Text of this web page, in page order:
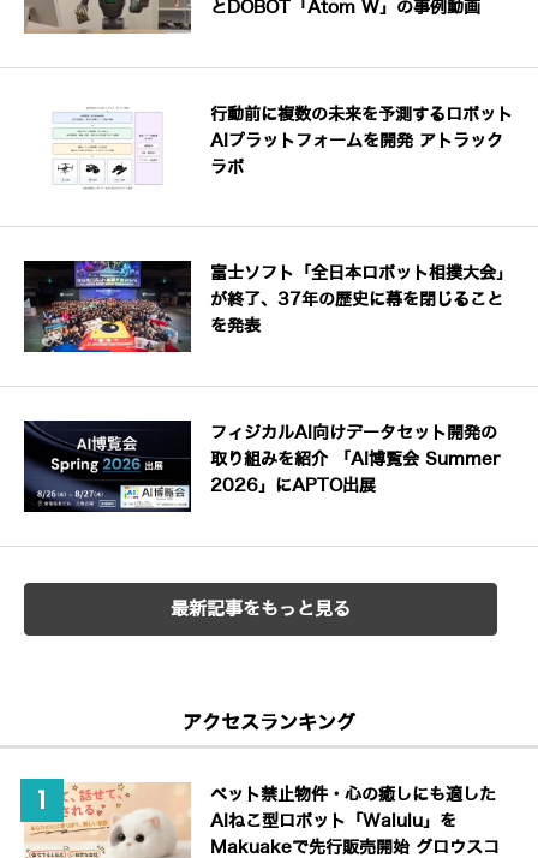
とDOBOT「Atom W」の事例動画
行動前に複数の未来を予測するロボット
AIプラットフォームを開発 アトラック
ラボ
富士ソフト「全日本ロボット相撲大会」
が終了、37年の歴史に幕を閉じること
を発表
フィジカルAI向けデータセット開発の
取り組みを紹介 「AI博覧会 Summer
2026」にAPTO出展
最新記事をもっと見る
アクセスランキング
ペット禁止物件・心の癒しにも適した
AIねこ型ロボット「Walulu」を
Makuakeで先行販売開始 グロウスコ